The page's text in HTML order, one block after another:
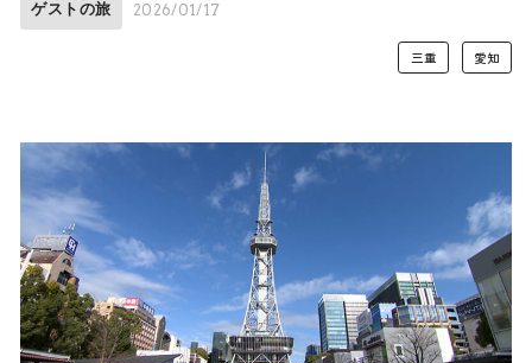
ゲストの旅 2026/01/17
三重 愛知